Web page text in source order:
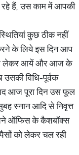
हैं, उस काम में आपकी
कुछ ठीक नहीं
के लिये इस दिन आप
लेकर आयें और आज के
विधि-पूर्वक
आज पूरा दिन उस फूल
स्नान आदि से निवृत्त
ऑफिस के कैशबॉक्स
को लेकर चल रही